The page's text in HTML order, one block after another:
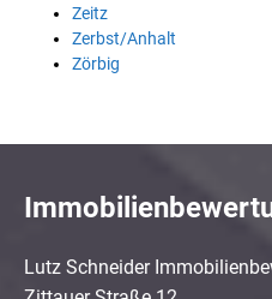
Zeitz
Zerbst/Anhalt
Zörbig
Lutz Schneider